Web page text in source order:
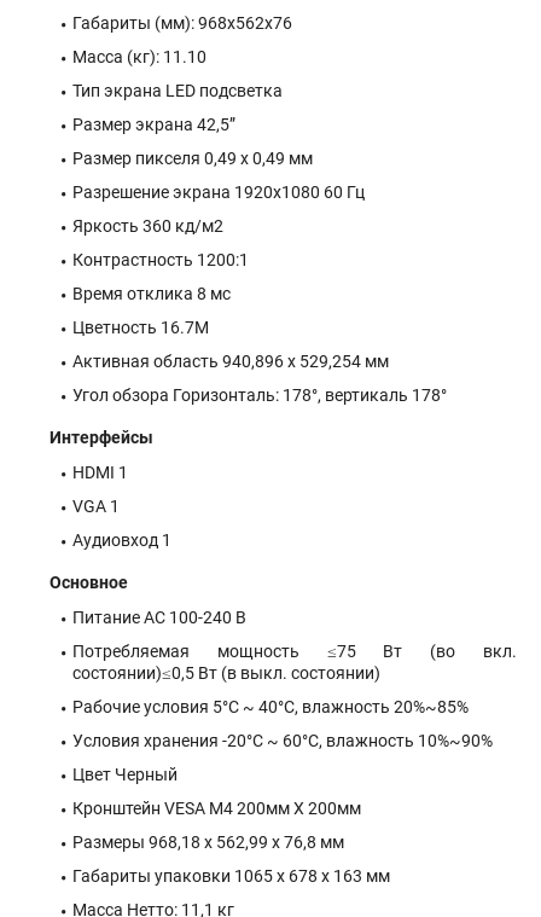
Габариты (мм): 968x562x76
Масса (кг): 11.10
Тип экрана LED подсветка
Размер экрана 42,5”
Размер пикселя 0,49 х 0,49 мм
Разрешение экрана 1920х1080 60 Гц
Яркость 360 кд/м2
Контрастность 1200:1
Время отклика 8 мс
Цветность 16.7М
Активная область 940,896 х 529,254 мм
Угол обзора Горизонталь: 178°, вертикаль 178°
Интерфейсы
HDMI 1
VGA 1
Аудиовход 1
Основное
Питание AC 100-240 В
Потребляемая мощность ≤75 Вт (во вкл.
состоянии)≤0,5 Вт (в выкл. состоянии)
Рабочие условия 5°C ~ 40°C, влажность 20%~85%
Условия хранения -20°C ~ 60°C, влажность 10%~90%
Цвет Черный
Кронштейн VESA М4 200мм Х 200мм
Размеры 968,18 х 562,99 х 76,8 мм
Габариты упаковки 1065 х 678 х 163 мм
Масса Нетто: 11,1 кг